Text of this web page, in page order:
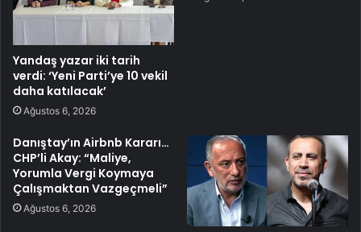
Yandaş yazar iki tarih
verdi: ‘Yeni Parti’ye 10 vekil
daha katılacak’
Ağustos 6, 2026
Danıştay’ın Airbnb Kararı…
CHP’li Akay: “Maliye,
Yorumla Vergi Koymaya
Çalışmaktan Vazgeçmeli”
Ağustos 6, 2026